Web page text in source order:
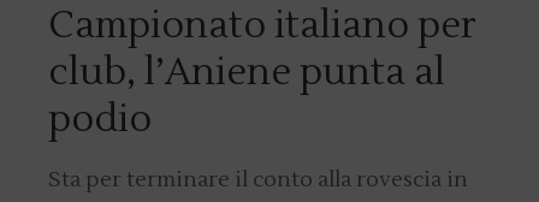
Campionato italiano per
club, l’Aniene punta al
podio
Sta per terminare il conto alla rovescia in